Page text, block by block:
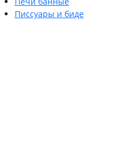
Писсуары и биде